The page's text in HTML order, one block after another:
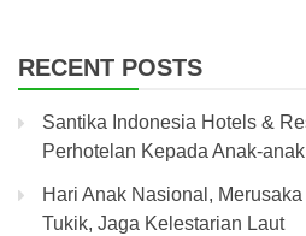
RECENT POSTS
Santika Indonesia Hotels &
Perhotelan Kepada Anak-anak
Hari Anak Nasional,
Tukik, Jaga Kelestarian Laut